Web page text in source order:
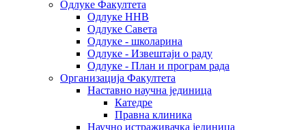
Одлуке Факултета
Одлуке ННВ
Одлуке Савета
Одлуке - школарина
Одлуке - Извештаји о раду
Одлуке - План и програм рада
Организација Факултета
Наставно научна јединица
Катедре
Правна клиника
Научно истраживачка јединица